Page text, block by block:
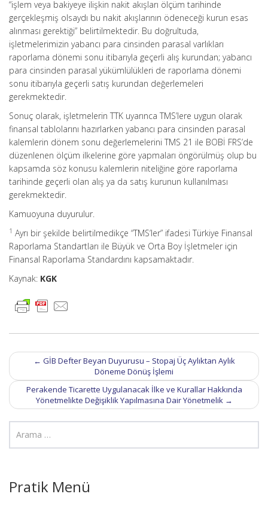
“işlem veya bakiyeye ilişkin nakit akışları ölçüm tarihinde
gerçekleşmiş olsaydı bu nakit akışlarının ödeneceği kurun esas
alınması gerektiği” belirtilmektedir. Bu doğrultuda,
işletmelerimizin yabancı para cinsinden parasal varlıkları
raporlama dönemi sonu itibarıyla geçerli alış kurundan; yabancı
para cinsinden parasal yükümlülükleri de raporlama dönemi
sonu itibarıyla geçerli satış kurundan değerlemeleri
gerekmektedir.
Sonuç olarak, işletmelerin TTK uyarınca TMS’lere uygun olarak
finansal tablolarını hazırlarken yabancı para cinsinden parasal
kalemlerin dönem sonu değerlemelerini TMS 21 ile BOBİ FRS’de
düzenlenen ölçüm ilkelerine göre yapmaları öngörülmüş olup bu
kapsamda söz konusu kalemlerin niteliğine göre raporlama
tarihinde geçerli olan alış ya da satış kurunun kullanılması
gerekmektedir.
Kamuoyuna duyurulur.
1 Ayrı bir şekilde belirtilmedikçe “TMS’ler” ifadesi Türkiye Finansal
Raporlama Standartları ile Büyük ve Orta Boy İşletmeler için
Finansal Raporlama Standardını kapsamaktadır.
Kaynak: KGK
Post
navigation
← GİB Defter Beyan Duyurusu – Stopaj Üç Aylıktan Aylık
Döneme Dönüş İşlemi
Perakende Ticarette Uygulanacak İlke ve Kurallar Hakkında
Yönetmelikte Değişiklik Yapılmasına Dair Yönetmelik →
Pratik Menü